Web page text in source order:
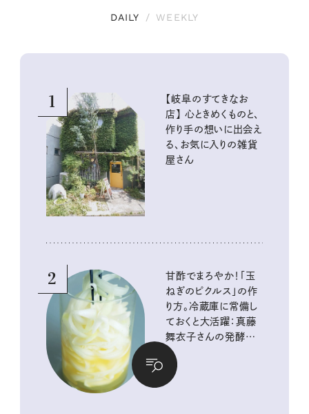
DAILY / WEEKLY
1
【岐阜のすてきなお
店】 心ときめくものと、
作り手の想いに出会え
る、お気に入りの雑貨
屋さん
2
甘酢でまろやか！「玉
ねぎのピクルス」の作
り方。冷蔵庫に常備し
ておくと大活躍：真藤
舞衣子さんの発酵と
酸味の仕込みごはん